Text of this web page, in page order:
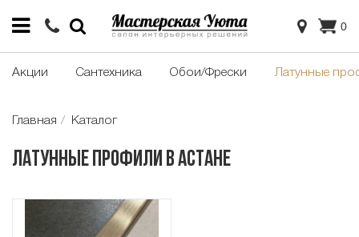
0
Акции Сантехника Обои/Фрески Латунные
Главная Каталог
Латунные профили в Астане